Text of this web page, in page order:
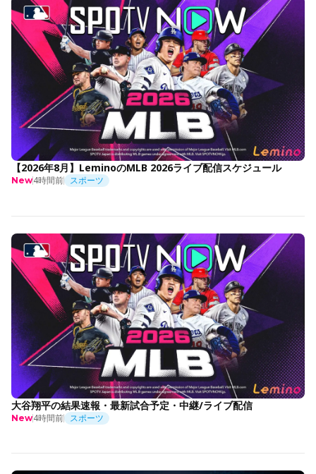
【2026年8月】LeminoのMLB 2026ライブ配信スケジュール
New4時間前 スポーツ
大谷翔平の結果速報・最新試合予定・中継/ライブ配信
New4時間前 スポーツ